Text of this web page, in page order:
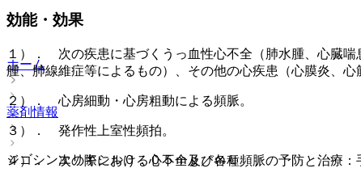
効能・効果
１）． 次の疾患に基づくうっ血性心不全（肺水腫、心臓
腫、肺線維症等によるもの）、その他の心疾患（心膜炎、
２）． 心房細動・心房粗動による頻脈。
３）． 発作性上室性頻拍。
４）． 次の際における心不全及び各種頻脈の予防と治療：
ホーム
薬剤情報
ジゴシンエリキシル０．０５ｍｇ／ｍＬ